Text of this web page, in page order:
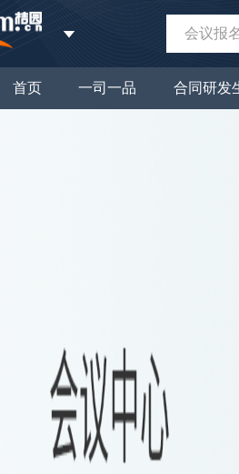
会议报
首页 一司一品 合同研发